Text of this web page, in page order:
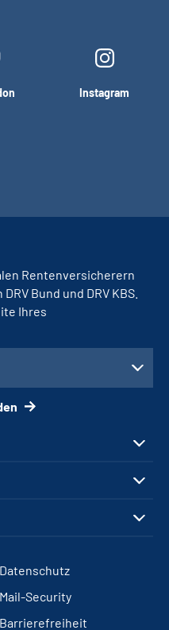
Instagram
Rentenversicherern
Bund und DRV KBS.
Ihres
Datenschutz
Mail-Security
Barrierefreiheit